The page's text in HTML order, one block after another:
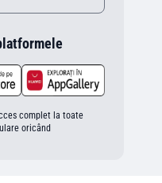
complet la toate
oricând